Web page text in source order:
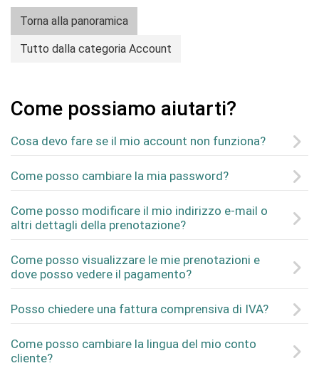
Torna alla panoramica
Tutto dalla categoria Account
Come possiamo aiutarti?
Cosa devo fare se il mio account non funziona?
Come posso cambiare la mia password?
Come posso modificare il mio indirizzo e-mail o
altri dettagli della prenotazione?
Come posso visualizzare le mie prenotazioni e
dove posso vedere il pagamento?
Posso chiedere una fattura comprensiva di IVA?
Come posso cambiare la lingua del mio conto
cliente?